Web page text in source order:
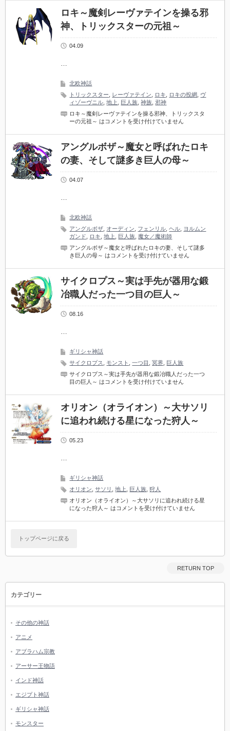
ロキ～魔剣レーヴァテインを操る邪
神、トリックスターの元祖～
04.09
…
北欧神話
トリックスター
レーヴァテイン ロキ ロキの投網 ヴ
ィゾーヴニル ,地上 巨人族 ,神族 邪神
ロキ～魔剣レーヴァテインを操る邪神、トリックスタ
ーの元祖～ は コメントを受け付けていません
アングルボザ～魔女と呼ばれたロキ
の妻、そして謎多き巨人の母～
04.07
…
北欧神話
アングルボザ オーディン フェンリル ,ヘル ヨルムン
ガンド
ロキ ,地上 巨人族 魔女／魔術師
アングルボザ～魔女と呼ばれたロキの妻、そして謎多
き巨人の母～ は コメントを受け付けていません
サイクロプス～実は手先が器用な鍛
冶職人だった一つ目の巨人～
08.16
…
ギリシャ神話
サイクロプス
モンスト ,一つ目 ,冥界 巨人族
サイクロプス～実は手先が器用な鍛冶職人だった一つ
目の巨人～ は コメントを受け付けていません
オリオン（オライオン）～大サソリ
に追われ続ける星になった狩人～
05.23
…
ギリシャ神話
オリオン ,サソリ ,地上 巨人族 ,狩人
オリオン（オライオン）～大サソリに追われ続ける星
になった狩人～ は コメントを受け付けていません
トップページに戻る
RETURN TOP
カテゴリー
その他の神話
アニメ
アブラハム宗教
アーサー王物語
インド神話
エジプト神話
ギリシャ神話
モンスター